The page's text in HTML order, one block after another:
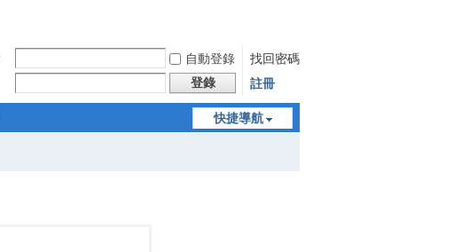
自動登錄
找回密碼
登錄 註冊
快捷導航